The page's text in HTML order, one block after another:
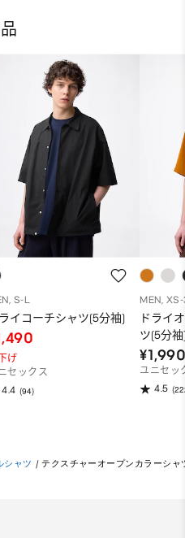
S-L
イコーチシャツ(5分袖)
げ
セックス
4.4 (94)
MEN,
ドライ
ツ(5分
ユニセッ
4.5
シャツ / テクスチャーオープンカラーシャ